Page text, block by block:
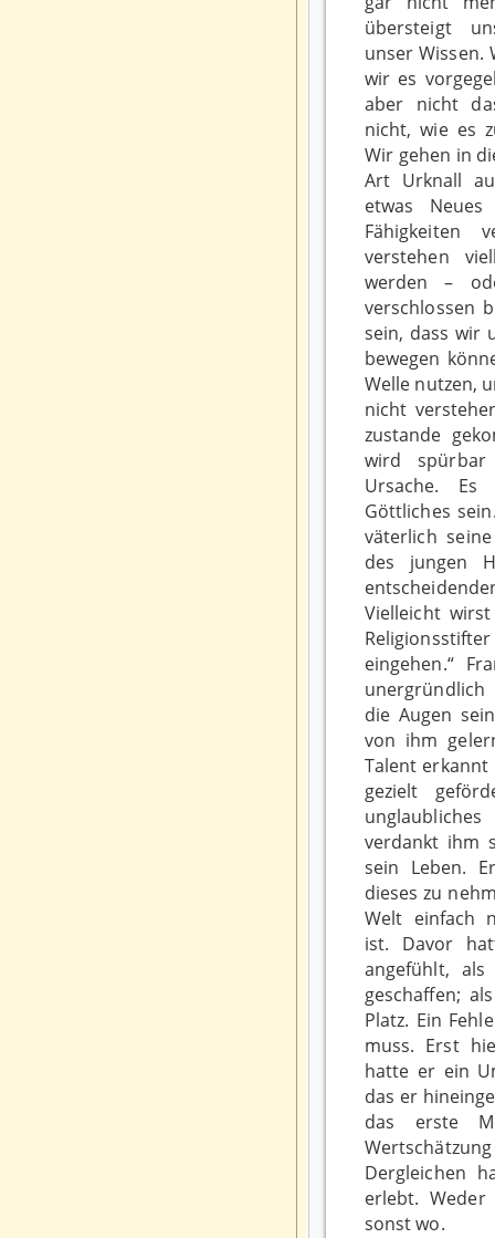
übersteigt
unser Wissen.
wir es
aber nicht
nicht, wie es
Wir gehen in
Art Urknall
etwas
Fähigkeiten
verstehen
werden –
verschlossen
sein, dass wir
bewegen
Welle nutzen,
nicht
zustande
wird
Ursache.
Göttliches
väterlich
des jungen
Vielleicht
eingehen.“
die Augen
von ihm
Talent erkannt
gezielt
verdankt ihm
sein Leben.
dieses zu
Welt einfach
ist. Davor
angefühlt,
geschaffen;
Platz. Ein
muss. Erst
hatte er ein
das er
das erste
Dergleichen
erlebt.
sonst wo.